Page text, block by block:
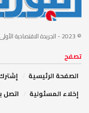
© 2023 - الجريدة الاقتصادية
تصفح
الصفحة الرئيسية
إخلاء المسئولية
اتصل